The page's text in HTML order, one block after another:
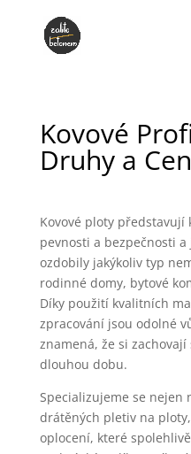
Kovové
Druhy a
Kovové ploty představují
pevnosti a bezpečnosti
ozdobily jakýkoliv typ
rodinné domy, bytové
Díky použití kvalitních
zpracování jsou odolné
znamená, že si
dlouhou dobu.
Specializujeme se nejen
drátěných pletiv na
oplocení, které